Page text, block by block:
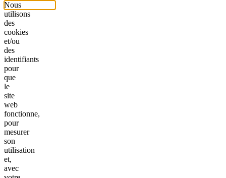
Nous
utilisons
des
cookies
et/ou
des
identifiants
pour
que
le
site
web
fonctionne,
pour
mesurer
son
utilisation
et,
avec